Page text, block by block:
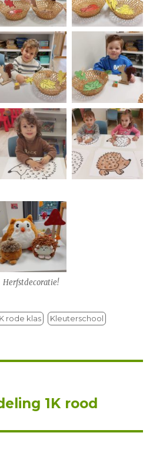
Herfstdecoratie!
rode klas Kleuterschool
1K rood